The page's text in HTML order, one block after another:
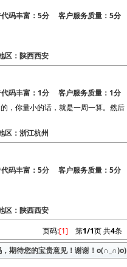
码丰富：5分 客户服务质量：5分
：陕西西安
码丰富：1分 客户服务质量：1分
，你量小的话，就是一周一算。然
：浙江杭州
码丰富：5分 客户服务质量：5分
：陕西西安
页码:[1] 第1/1页 共4条
期待您的宝贵意见！谢谢！o(∩_∩)o)